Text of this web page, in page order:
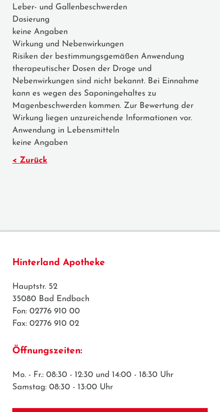
Leber- und Gallenbeschwerden
Dosierung
keine Angaben
Wirkung und Nebenwirkungen
Risiken der bestimmungsgemäßen Anwendung
therapeutischer Dosen der Droge und
Nebenwirkungen sind nicht bekannt. Bei Einnahme
kann es wegen des Saponingehaltes zu
Magenbeschwerden kommen. Zur Bewertung der
Wirkung liegen unzureichende Informationen vor.
Anwendung in Lebensmitteln
keine Angaben
< Zurück
Hinterland Apotheke
Hauptstr. 52
35080 Bad Endbach
Fon: 02776 910 00
Fax: 02776 910 02
Öffnungszeiten:
Mo. - Fr.: 08:30 - 12:30 und 14:00 - 18:30 Uhr
Samstag: 08:30 - 13:00 Uhr